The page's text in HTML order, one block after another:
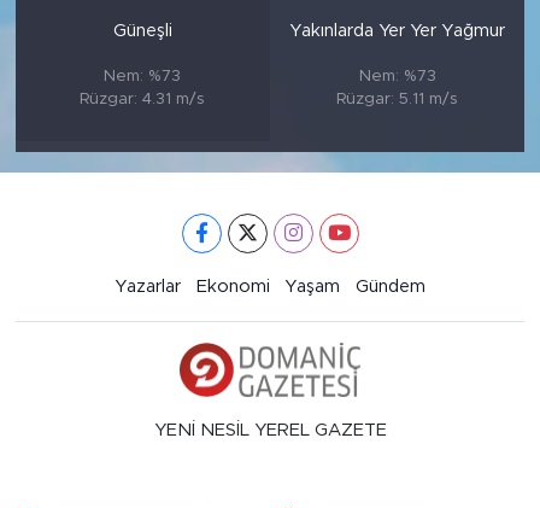
Güneşli
Nem: %73
Rüzgar: 4.31 m/s
Yakınlarda Yer Yer Yağmur
Nem: %73
Rüzgar: 5.11 m/s
Yazarlar Ekonomi Yaşam Gündem
YENİ NESİL YEREL GAZETE